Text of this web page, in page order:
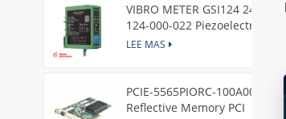
VIBRO METER GSI124 244-
124-000-022 Piezoelectric
Pressure Transducer
LEE MAS
PCIE-5565PIORC-100A00
Reflective Memory PCI